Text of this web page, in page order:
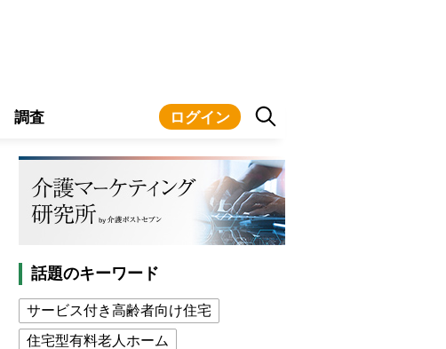
調査 ログイン
話題のキーワード
サービス付き高齢者向け住宅
住宅型有料老人ホーム